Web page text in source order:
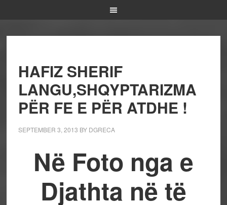
HAFIZ SHERIF
LANGU,SHQYPTARIZMA
PËR FE E PËR ATDHE !
SEPTEMBER 3, 2013 BY DGRECA
Në Foto nga e
Djathta në të